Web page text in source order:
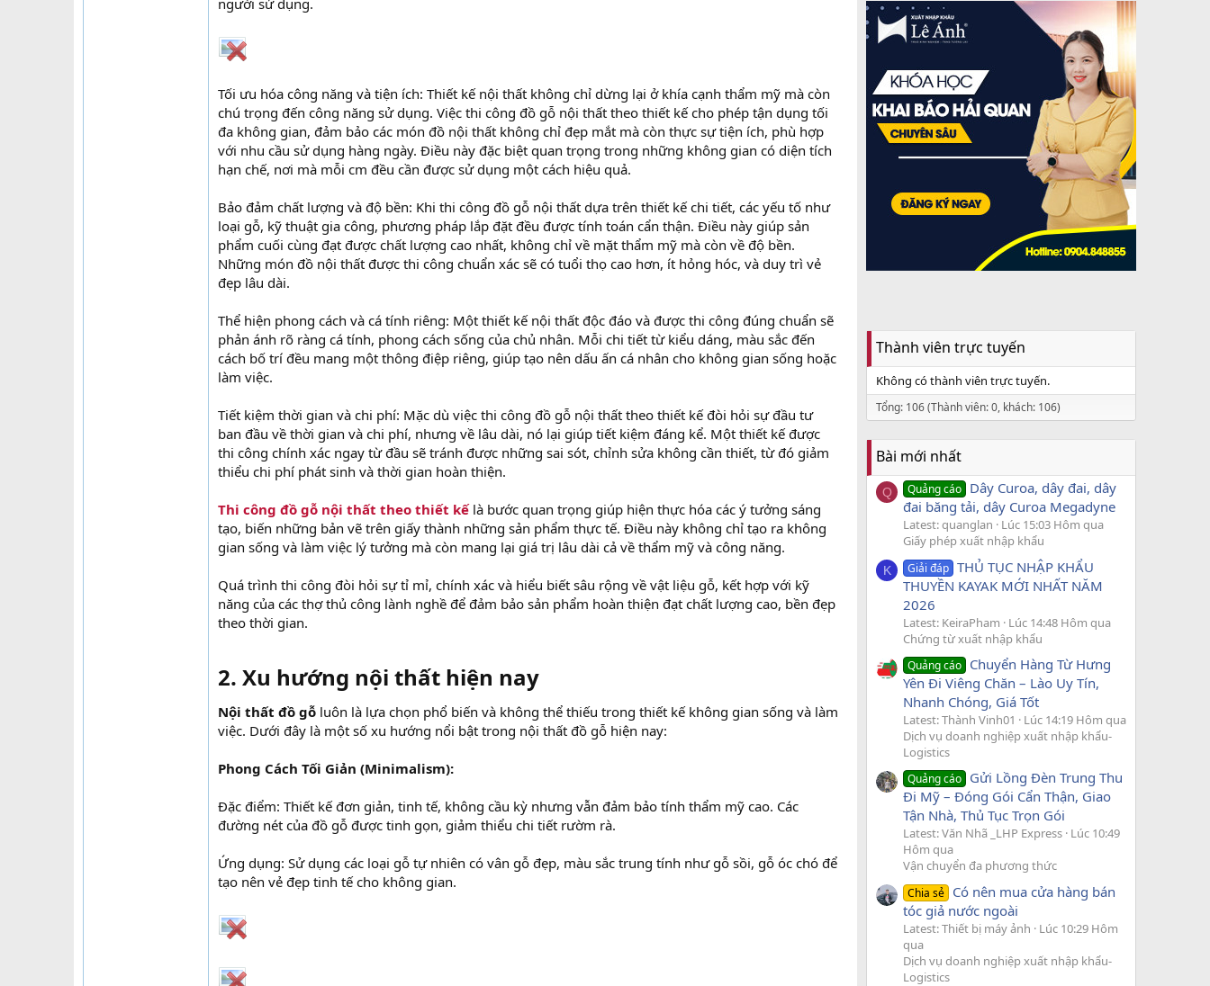
người sử dụng.
Tối ưu hóa công năng và tiện ích: Thiết kế nội thất không chỉ dừng lại ở khía cạnh thẩm mỹ mà còn
chú trọng đến công năng sử dụng. Việc thi công đồ gỗ nội thất theo thiết kế cho phép tận dụng tối
đa không gian, đảm bảo các món đồ nội thất không chỉ đẹp mắt mà còn thực sự tiện ích, phù hợp
với nhu cầu sử dụng hàng ngày. Điều này đặc biệt quan trọng trong những không gian có diện tích
hạn chế, nơi mà mỗi cm đều cần được sử dụng một cách hiệu quả.
Bảo đảm chất lượng và độ bền: Khi thi công đồ gỗ nội thất dựa trên thiết kế chi tiết, các yếu tố như
loại gỗ, kỹ thuật gia công, phương pháp lắp đặt đều được tính toán cẩn thận. Điều này giúp sản
phẩm cuối cùng đạt được chất lượng cao nhất, không chỉ về mặt thẩm mỹ mà còn về độ bền.
Những món đồ nội thất được thi công chuẩn xác sẽ có tuổi thọ cao hơn, ít hỏng hóc, và duy trì vẻ
đẹp lâu dài.
Thể hiện phong cách và cá tính riêng: Một thiết kế nội thất độc đáo và được thi công đúng chuẩn sẽ
phản ánh rõ ràng cá tính, phong cách sống của chủ nhân. Mỗi chi tiết từ kiểu dáng, màu sắc đến
cách bố trí đều mang một thông điệp riêng, giúp tạo nên dấu ấn cá nhân cho không gian sống hoặc
làm việc.
Tiết kiệm thời gian và chi phí: Mặc dù việc thi công đồ gỗ nội thất theo thiết kế đòi hỏi sự đầu tư
ban đầu về thời gian và chi phí, nhưng về lâu dài, nó lại giúp tiết kiệm đáng kể. Một thiết kế được
thi công chính xác ngay từ đầu sẽ tránh được những sai sót, chỉnh sửa không cần thiết, từ đó giảm
thiểu chi phí phát sinh và thời gian hoàn thiện.
Thi công đồ gỗ nội thất theo thiết kếlà bước quan trọng giúp hiện thực hóa các ý tưởng sáng
tạo, biến những bản vẽ trên giấy thành những sản phẩm thực tế. Điều này không chỉ tạo ra không
gian sống và làm việc lý tưởng mà còn mang lại giá trị lâu dài cả về thẩm mỹ và công năng.
Quá trình thi công đòi hỏi sự tỉ mỉ, chính xác và hiểu biết sâu rộng về vật liệu gỗ, kết hợp với kỹ
năng của các thợ thủ công lành nghề để đảm bảo sản phẩm hoàn thiện đạt chất lượng cao, bền đẹp
theo thời gian.
2. Xu hướng nội thất hiện nay​
Nội thất đồ gỗ luôn là lựa chọn phổ biến và không thể thiếu trong thiết kế không gian sống và làm
việc. Dưới đây là một số xu hướng nổi bật trong nội thất đồ gỗ hiện nay:
Phong Cách Tối Giản (Minimalism):
Đặc điểm: Thiết kế đơn giản, tinh tế, không cầu kỳ nhưng vẫn đảm bảo tính thẩm mỹ cao. Các
đường nét của đồ gỗ được tinh gọn, giảm thiểu chi tiết rườm rà.
Ứng dụng: Sử dụng các loại gỗ tự nhiên có vân gỗ đẹp, màu sắc trung tính như gỗ sồi, gỗ óc chó để
tạo nên vẻ đẹp tinh tế cho không gian.
Thành viên trực tuyến
Không có thành viên trực tuyến.
Tổng: 106 (Thành viên: 0, khách: 106)
Bài mới nhất
Q Quảng cáo Dây Curoa, dây đai, dây
đai băng tải, dây Curoa Megadyne
Latest: quanglan
Lúc 15:03 Hôm qua
Giấy phép xuất nhập khẩu
K Giải đáp THỦ TỤC NHẬP KHẨU
THUYỀN KAYAK MỚI NHẤT NĂM
2026
Latest: KeiraPham
Lúc 14:48 Hôm qua
Chứng từ xuất nhập khẩu
Quảng cáo Chuyển Hàng Từ Hưng
Yên Đi Viêng Chăn – Lào Uy Tín,
Nhanh Chóng, Giá Tốt
Latest: Thành Vinh01
Lúc 14:19 Hôm qua
Dịch vụ doanh nghiệp xuất nhập khẩu-
Logistics
Quảng cáo Gửi Lồng Đèn Trung Thu
Đi Mỹ – Đóng Gói Cẩn Thận, Giao
Tận Nhà, Thủ Tục Trọn Gói
Latest: Văn Nhã _LHP Express Lúc 10:49
Hôm qua
Vận chuyển đa phương thức
Chia sẻ Có nên mua cửa hàng bán
tóc giả nước ngoài
Latest: Thiết bị máy ảnh
Lúc 10:29 Hôm
qua
Dịch vụ doanh nghiệp xuất nhập khẩu-
Logistics